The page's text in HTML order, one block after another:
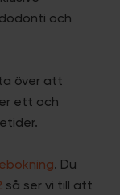
och
över att
ett och
. Du
så ser vi till att